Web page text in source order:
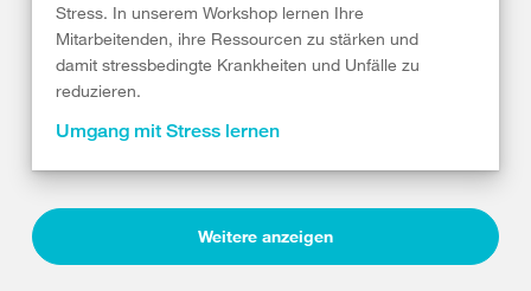
Stress. In unserem Workshop lernen Ihre
Mitarbeitenden, ihre Ressourcen zu stärken und
damit stressbedingte Krankheiten und Unfälle zu
reduzieren.
Umgang mit Stress lernen
Weitere anzeigen